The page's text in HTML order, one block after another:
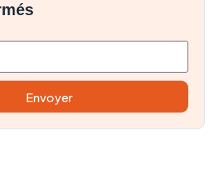
Envoyer